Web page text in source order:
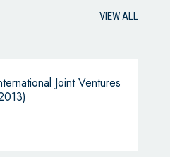
Companies, Office 220-VIEW ALL
Joint Ventures